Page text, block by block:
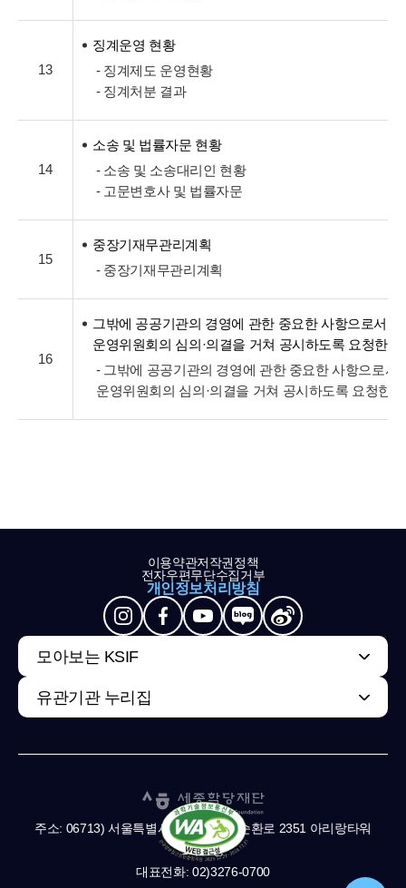
13
징계운영 현황
- 징계제도 운영현황
- 징계처분 결과
14
소송 및 법률자문 현황
- 소송 및 소송대리인 현황
- 고문변호사 및 법률자문
15
중장기재무관리계획
- 중장기재무관리계획
16
그밖에 공공기관의 경영에 관한 중요한 사항으로서
운영위원회의 심의·의결을 거쳐 공시하도록 요청한
- 그밖에 공공기관의 경영에 관한 중요한 사항으로서
운영위원회의 심의·의결을 거쳐 공시하도록 요청한
이용약관저작권정책
전자우편무단수집거부
개인정보처리방침
모아보는 KSIF
유관기관 누리집
주소: 06713) 서울특별시 서초구 남부순환로 2351 아리랑타워
11,13층
대표전화: 02)3276-0700